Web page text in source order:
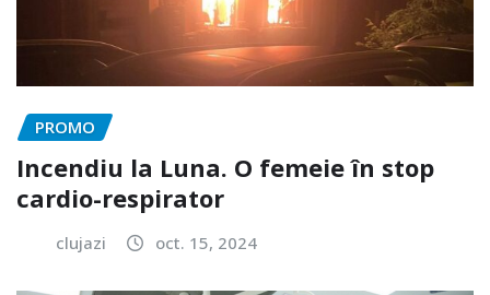
PROMO
Incendiu la Luna. O femeie în stop
cardio-respirator
clujazi oct. 15, 2024